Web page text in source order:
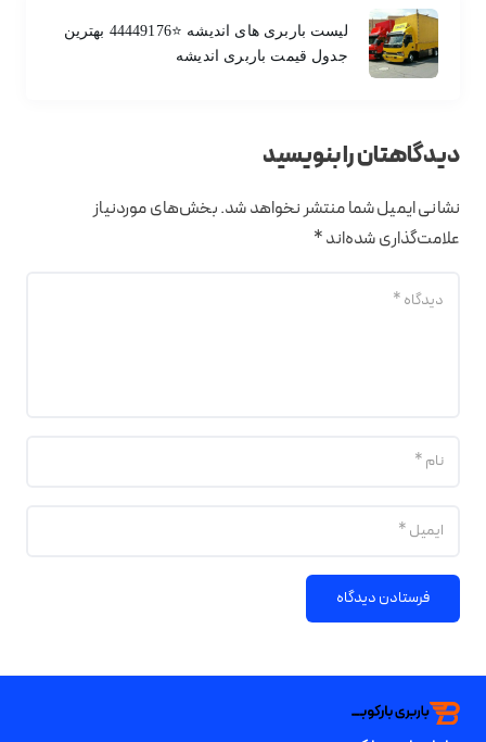
لیست باربری های اندیشه ⭐️44449176 بهترین
جدول قیمت باربری اندیشه
دیدگاهتان را بنویسید
نشانی ایمیل شما منتشر نخواهد شد.بخش‌های موردنیاز
علامت‌گذاری شده‌اند*
فرستادن دیدگاه